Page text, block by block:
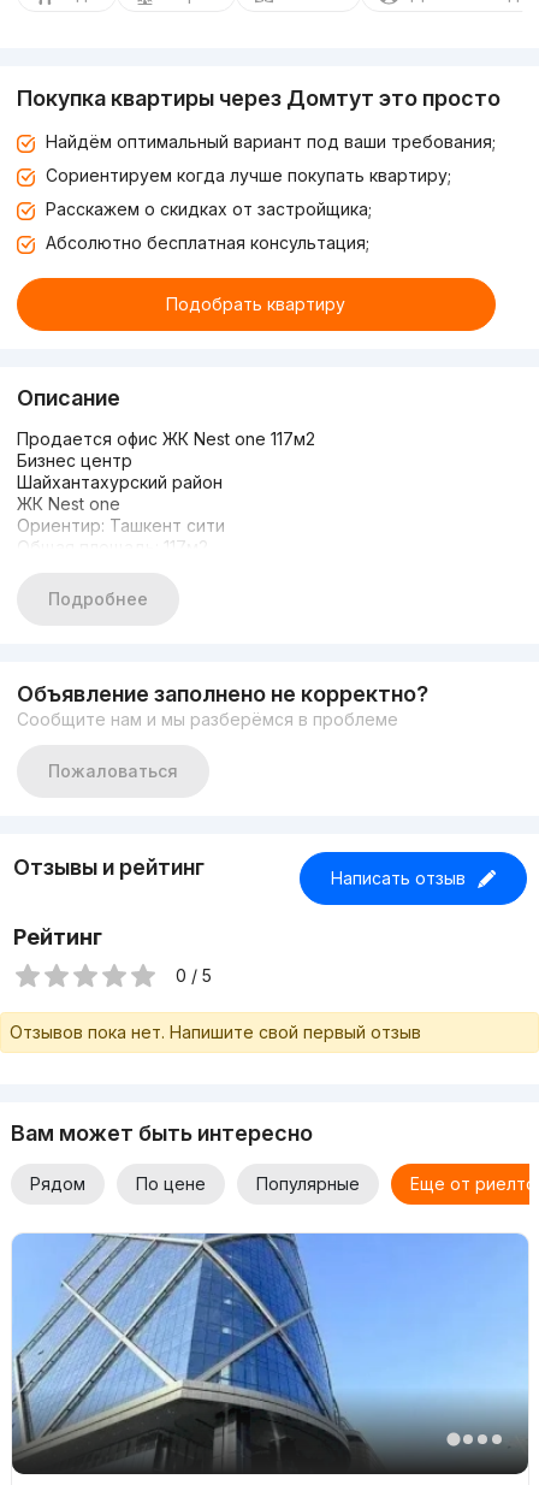
Покупка квартиры через Домтут это просто
Найдём оптимальный вариант под ваши требования;
Сориентируем когда лучше покупать квартиру;
Расскажем о скидках от застройщика;
Абсолютно бесплатная консультация;
Подобрать квартиру
Описание
Продается офис ЖК Nest one 117м2
Бизнес центр
Шайхантахурский район
ЖК Nest one
Ориентир: Ташкент сити
Общая площадь: 117м2
Состояние: Евроремонт
С арендатором 4.000$
Подробнее
Объявление заполнено не корректно?
Сообщите нам и мы разберёмся в проблеме
Пожаловаться
Отзывы и рейтинг Написать отзыв
Рейтинг
0 / 5
Отзывов пока нет. Напишите свой первый отзыв
Вам может быть интересно
Рядом По цене Популярные Еще от